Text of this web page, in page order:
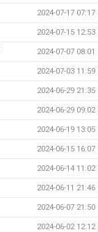
2024-07-17 07:17
2024-07-15 12:53
2024-07-07 08:01
2024-07-03 11:59
2024-06-29 21:35
2024-06-29 09:02
2024-06-19 13:05
2024-06-15 16:07
2024-06-14 11:02
2024-06-11 21:46
2024-06-07 21:50
2024-06-02 12:12